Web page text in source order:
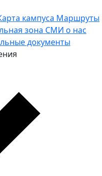
кампуса Маршруты
зона СМИ о нас
документы